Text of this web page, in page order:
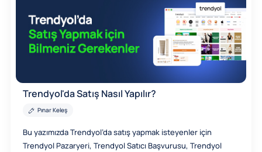
Trendyol'da Satış Nasıl Yapılır?
Pınar Keleş
Bu yazımızda Trendyol’da satış yapmak isteyenler için
Trendyol Pazaryeri, Trendyol Satıcı Başvurusu, Trendyol